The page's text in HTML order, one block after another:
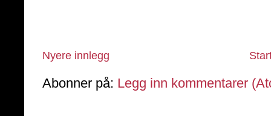
Nyere innlegg
Abonner på: Legg inn kommentarer